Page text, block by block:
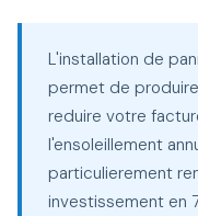
L'installation de
permet de
reduire votre
l'ensoleillement
particulierement
investissement en